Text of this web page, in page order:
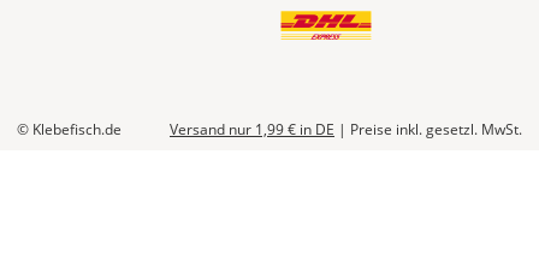
© Klebefisch.de Versand nur 1,99 € in DE | Preise inkl. gesetzl. MwSt.